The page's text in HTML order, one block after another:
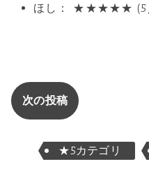
ほし： ★★★★★
次の投稿
★5カテゴリ